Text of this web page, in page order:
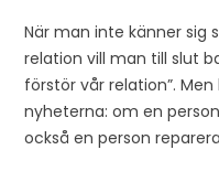
När man inte känner sig
relation vill man till slut
förstör vår relation”.
nyheterna: om en
också en person